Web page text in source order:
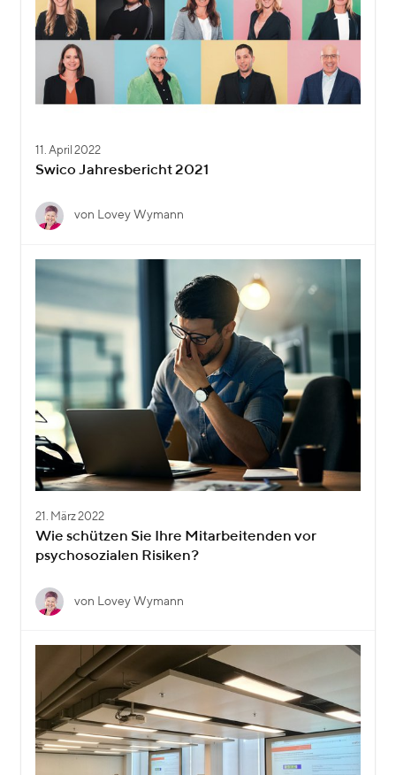
11. April 2022
Swico Jahresbericht 2021
von Lovey Wymann
21. März 2022
Wie schützen Sie Ihre Mitarbeitenden vor
psychosozialen Risiken?
von Lovey Wymann